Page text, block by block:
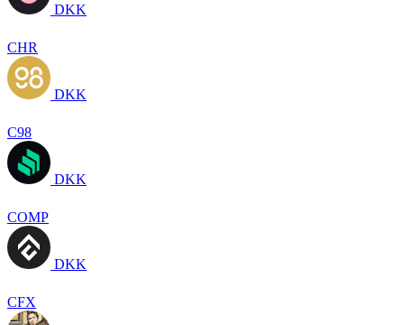
DKK
CHR
DKK
C98
DKK
COMP
DKK
CFX